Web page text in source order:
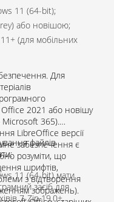
11 (64-bit);
або новішою;
(для мобільних
Для
2021 або новішу
365).
LibreOffice версії
забезпечення є
розуміти, що
шрифтів,
з відтворення
зображень).
файлів
11 (64-bit) мати
засіб для
7-Zip 19.0+.